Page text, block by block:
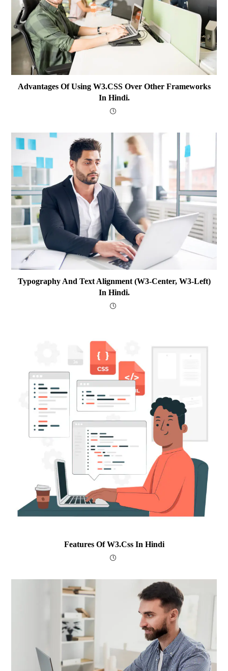
Advantages Of Using W3.CSS Over Other Frameworks
In Hindi.
Typography And Text Alignment (w3-Center, W3-Left)
In Hindi.
Features Of W3.css In Hindi